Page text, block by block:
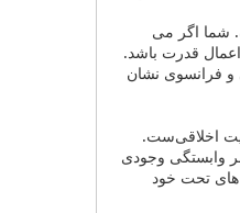
شما اگر می
قدرت باشد.
و فرانسوی نشان
اخلاقی‌ست.
وابستگی وجودی
های تحت خود